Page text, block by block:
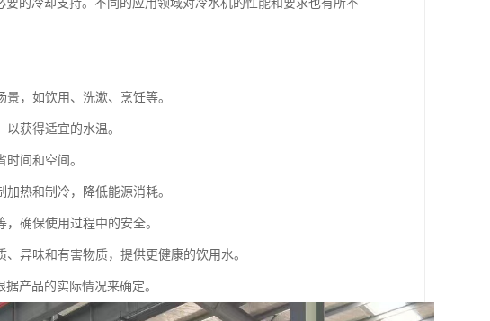
的冷却支持。不同的应用领域对冷水机的性能和要求也有所不
，如饮用、洗漱、烹饪等。
获得适宜的水温。
间和空间。
热和制冷，降低能源消耗。
确保使用过程中的安全。
异味和有害物质，提供更健康的饮用水。
产品的实际情况来确定。